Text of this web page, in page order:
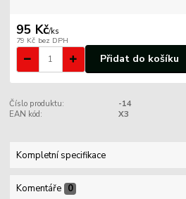
95 Kč/ks
79 Kč bez DPH
Přidat do košíku
Číslo produktu:
-14
EAN kód:
X3
Kompletní specifikace
Komentáře 0